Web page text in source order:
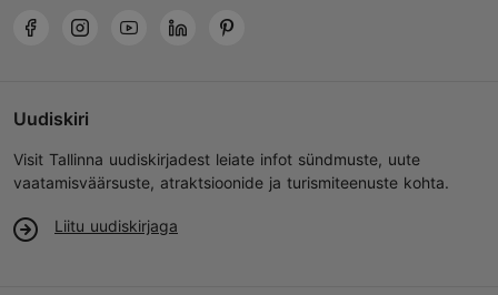
Uudiskiri
Visit Tallinna uudiskirjadest leiate infot sündmuste, uute
vaatamisväärsuste, atraktsioonide ja turismiteenuste kohta.
Liitu uudiskirjaga